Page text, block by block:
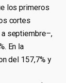
los primeros
cortes
septiembre–,
En la
del 157,7% y